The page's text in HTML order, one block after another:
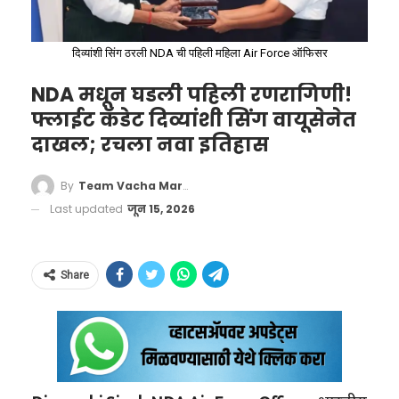
क्षेत्रांना आता आधुनिक जगात प्रचंड ‘ग्लॅमर’ आणि पैसा
मिळू लागला आहे.
ईव्ही (EV – Electric Vehicle) आणि बॅटरी
टेक्नॉलॉजी: संपूर्ण जग आता पेट्रोल-डिझेल सोडून
इलेक्ट्रिक गाड्यांकडे वळले आहे. ईव्ही बॅटरी
Govt Tightens Cough Syrup
Rules, Prescription Needed for
More
Formulations#CoughSyrupRules
#IndiaPharmaNews
दिव्यांशी सिंग ठरली NDA ची पहिली महिला Air Force ऑफिसर
NDA मधून घडली पहिली रणरागिणी!
फ्लाईट कॅडेट दिव्यांशी सिंग वायूसेनेत
दाखल; रचला नवा इतिहास
By Team Vacha Marathi
Last updated जून 15, 2026
Share